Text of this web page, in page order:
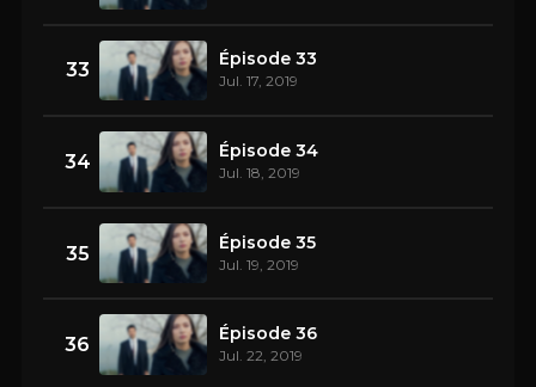
33 Épisode 33
Jul. 17, 2019
34 Épisode 34
Jul. 18, 2019
35 Épisode 35
Jul. 19, 2019
36 Épisode 36
Jul. 22, 2019